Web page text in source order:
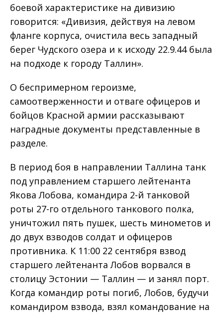
боевой характеристике на дивизию
говорится: «Дивизия, действуя на левом
фланге корпуса, очистила весь западный
берег Чудского озера и к исходу 22.9.44 была
на подходе к городу Таллин».
О беспримерном героизме,
самоотверженности и отваге офицеров и
бойцов Красной армии рассказывают
наградные документы представленные в
разделе.
В период боя в направлении Таллина танк
под управлением старшего лейтенанта
Якова Лобова, командира 2-й танковой
роты 27-го отдельного танкового полка,
уничтожил пять пушек, шесть минометов и
до двух взводов солдат и офицеров
противника. К 11:00 22 сентября взвод
старшего лейтенанта Лобов ворвался в
столицу Эстонии — Таллин — и занял порт.
Когда командир роты погиб, Лобов, будучи
командиром взвода, взял командование на